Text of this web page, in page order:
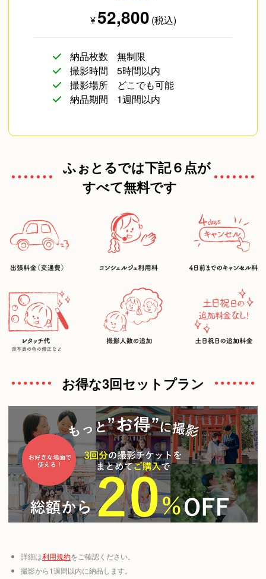
¥52,800 (税込)
納品枚数
無制限
撮影時間
5時間以内
撮影場所
どこでも可能
納品期間
1週間以内
ふぉとるでは下記６点が
すべて無料です
お得な3回セットプラン
詳細は利用規約をご確認ください。
撮影から1週間以内に納品します。